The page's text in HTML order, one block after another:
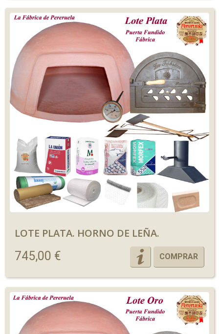
LOTE PLATA. HORNO DE LEÑA.
745,00 € COMPRAR